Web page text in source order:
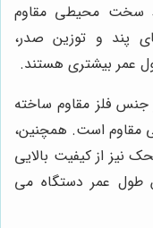
سخت محیطی مقاوم
پند و توزین صدر،
عمر بیشتری هستند.
فلز مقاوم ساخته
مقاوم است. همچنین،
نیز از کیفیت بالایی
طول عمر دستگاه می